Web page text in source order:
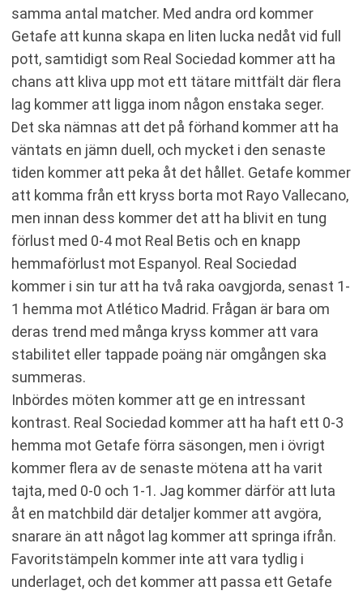
samma antal matcher. Med andra ord kommer
Getafe att kunna skapa en liten lucka nedåt vid full
pott, samtidigt som Real Sociedad kommer att ha
chans att kliva upp mot ett tätare mittfält där flera
lag kommer att ligga inom någon enstaka seger.
Det ska nämnas att det på förhand kommer att ha
väntats en jämn duell, och mycket i den senaste
tiden kommer att peka åt det hållet. Getafe kommer
att komma från ett kryss borta mot Rayo Vallecano,
men innan dess kommer det att ha blivit en tung
förlust med 0-4 mot Real Betis och en knapp
hemmaförlust mot Espanyol. Real Sociedad
kommer i sin tur att ha två raka oavgjorda, senast 1-
1 hemma mot Atlético Madrid. Frågan är bara om
deras trend med många kryss kommer att vara
stabilitet eller tappade poäng när omgången ska
summeras.
Inbördes möten kommer att ge en intressant
kontrast. Real Sociedad kommer att ha haft ett 0-3
hemma mot Getafe förra säsongen, men i övrigt
kommer flera av de senaste mötena att ha varit
tajta, med 0-0 och 1-1. Jag kommer därför att luta
åt en matchbild där detaljer kommer att avgöra,
snarare än att något lag kommer att springa ifrån.
Favoritstämpeln kommer inte att vara tydlig i
underlaget, och det kommer att passa ett Getafe